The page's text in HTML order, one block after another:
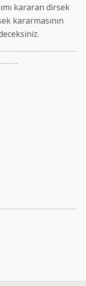
kararan dirsek
kararmasının